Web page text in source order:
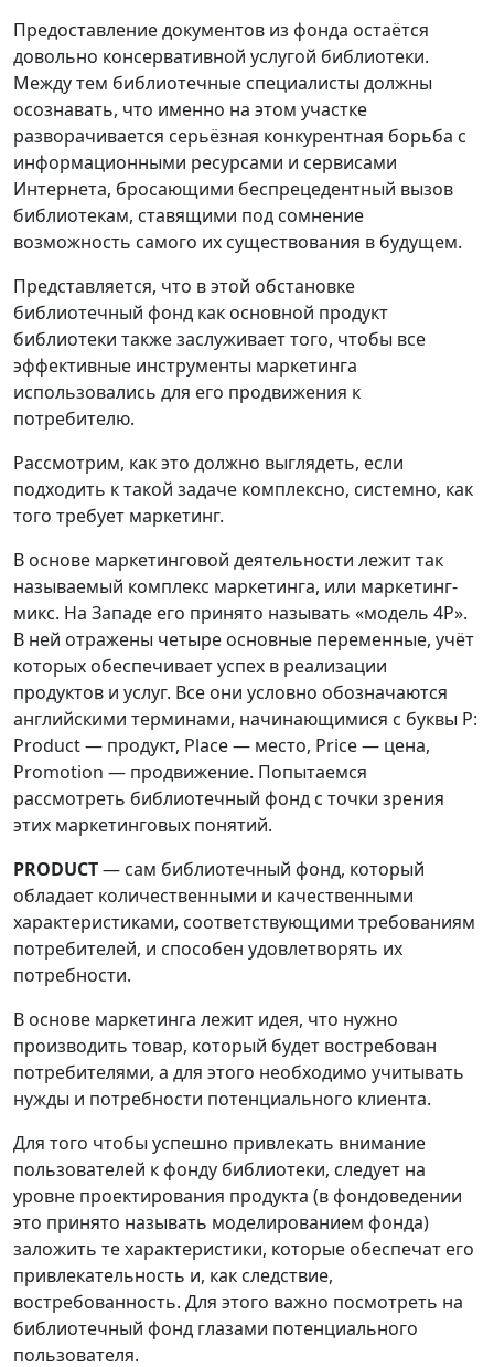
Предоставление документов из фонда остаётся
довольно консервативной услугой библиотеки.
Между тем библиотечные специалисты должны
осознавать, что именно на этом участке
разворачивается серьёзная конкурентная борьба с
информационными ресурсами и сервисами
Интернета, бросающими беспрецедентный вызов
библиотекам, ставящими под сомнение
возможность самого их существования в будущем.
Представляется, что в этой обстановке
библиотечный фонд как основной продукт
библиотеки также заслуживает того, чтобы все
эффективные инструменты маркетинга
использовались для его продвижения к
потребителю.
Рассмотрим, как это должно выглядеть, если
подходить к такой задаче комплексно, системно, как
того требует маркетинг.
В основе маркетинговой деятельности лежит так
называемый комплекс маркетинга, или маркетинг-
микс. На Западе его принято называть «модель 4Р».
В ней отражены четыре основные переменные, учёт
которых обеспечивает успех в реализации
продуктов и услуг. Все они условно обозначаются
английскими терминами, начинающимися с буквы Р:
Product — продукт, Place — место, Price — цена,
Promotion — продвижение. Попытаемся
рассмотреть библиотечный фонд с точки зрения
этих маркетинговых понятий.
PRODUCT— сам библиотечный фонд, который
обладает количественными и качественными
характеристиками, соответствующими требованиям
потребителей, и способен удовлетворять их
потребности.
В основе маркетинга лежит идея, что нужно
производить товар, который будет востребован
потребителями, а для этого необходимо учитывать
нужды и потребности потенциального клиента.
Для того чтобы успешно привлекать внимание
пользователей к фонду библиотеки, следует на
уровне проектирования продукта (в фондоведении
это принято называть моделированием фонда)
заложить те характеристики, которые обеспечат его
привлекательность и, как следствие,
востребованность. Для этого важно посмотреть на
библиотечный фонд глазами потенциального
пользователя.